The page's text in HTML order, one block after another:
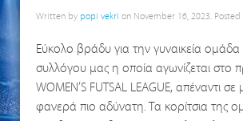
Written by popi vekri on November 16, 2023. Posted
Εύκολο βράδυ για την γυναικεία ομάδα
συλλόγου μας η οποία αγωνίζεται στο
WOMEN’S FUTSAL LEAGUE, απέναντι
φανερά πιο αδύνατη. Τα κορίτσια της